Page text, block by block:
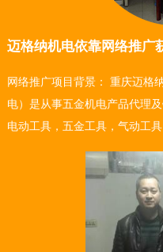
迈格纳机电依靠网络推广
网络推广项目背景： 重庆迈格
电）是从事五金机电产品代理
电动工具，五金工具，气动工